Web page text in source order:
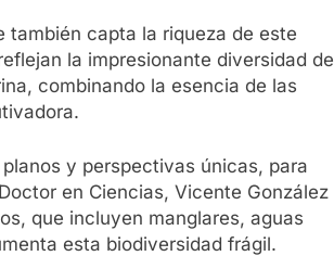
también capta la riqueza de este
la impresionante diversidad de
combinando la esencia de las
y perspectivas únicas, para
en Ciencias, Vicente González
que incluyen manglares, aguas
esta biodiversidad frágil.